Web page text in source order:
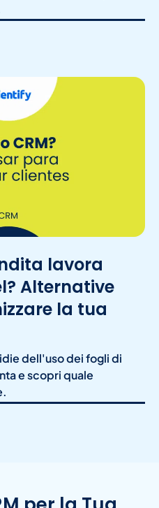
lavora
Alternative
la tua
dell'uso dei fogli di
e scopri quale